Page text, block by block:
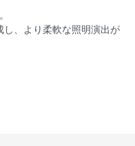
し、より柔軟な照明演出が